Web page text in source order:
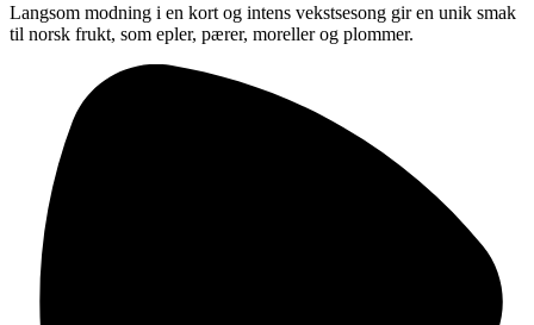
Langsom modning i en kort og intens vekstsesong gir en unik smak
til norsk frukt, som epler, pærer, moreller og plommer.